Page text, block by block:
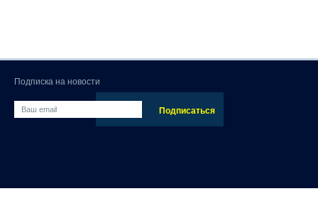
Подписка на новости